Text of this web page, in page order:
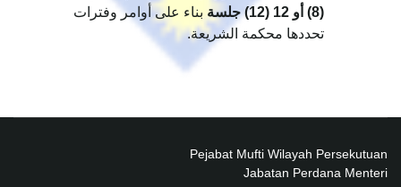
(8) أو 12 (12) جلسة
بناء على أوامر وفترات
تحددها محكمة الشريعة.
Pejabat Mufti Wilayah Persekutuan
Jabatan Perdana Menteri